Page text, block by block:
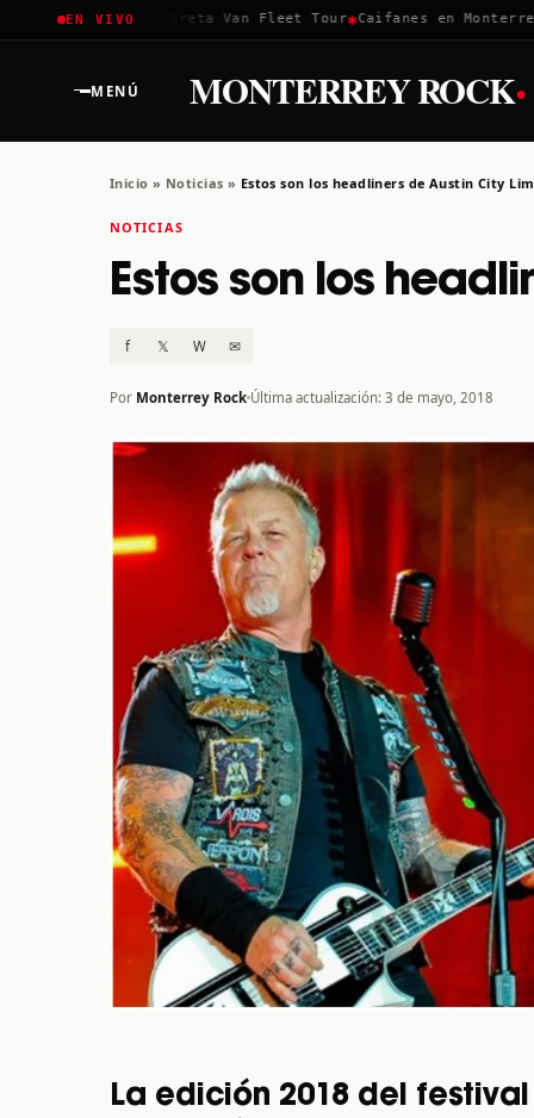
EN VIVO
Coachella 2026✱ Greta Van Fleet Tour✱Caifanes en Monterrey ·
MENÚ MONTERREY ROCK·
Inicio » Noticias » Estos son los headliners de Austin City
NOTICIAS
Estos son los
f 𝕏 W ✉
Por Monterrey Rock Última actualización: 3 de mayo, 2018
La edición 2018 del